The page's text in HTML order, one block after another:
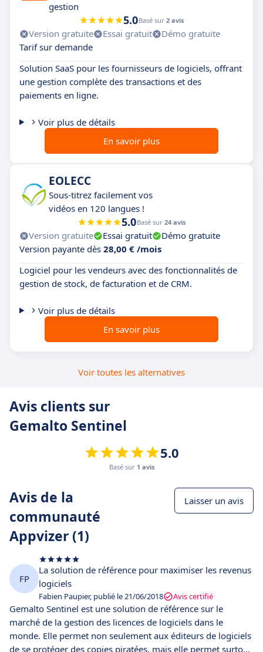
gestion
5.0Basé sur 2 avis
Version gratuite Essai gratuit
Démo gratuite
Tarif sur demande
Solution SaaS pour les fournisseurs de logiciels, offrant
une gestion complète des transactions et des
paiements en ligne.
Voir plus de détails
En savoir plus
EOLECC
Sous-titrez facilement vos
vidéos en 120 langues !
5.0Basé sur 24 avis
Version gratuite Essai gratuit
Démo gratuite
Version payante dès 28,00 € /mois
Logiciel pour les vendeurs avec des fonctionnalités de
gestion de stock, de facturation et de CRM.
Voir plus de détails
En savoir plus
Voir toutes les alternatives
Avis clients sur
Gemalto Sentinel
5.0
Basé sur 1 avis
Avis de la
communauté
Appvizer (1)
Laisser un avis
FP
La solution de référence pour maximiser les revenus
logiciels
Fabien Paupier, publié le 21/06/2018 Avis certifié
Gemalto Sentinel est une solution de référence sur le
marché de la gestion des licences de logiciels dans le
monde. Elle permet non seulement aux éditeurs de logiciels
de se protéger des copies piratées, mais elle permet surtout